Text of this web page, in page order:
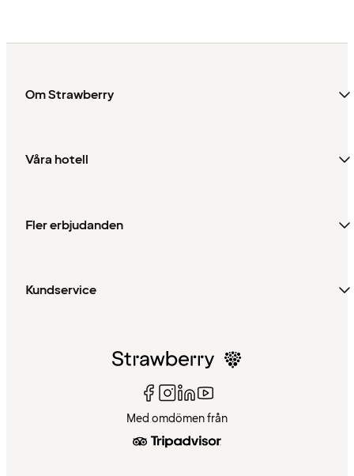
Om Strawberry
Våra hotell
Fler erbjudanden
Kundservice
Med omdömen från